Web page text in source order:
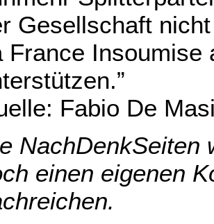
Gesellschaft
France
Fabio De
NachDenkSeiten
einen eigenen